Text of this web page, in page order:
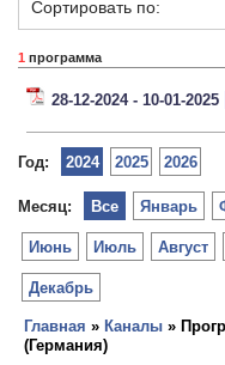
Сортировать по:
1 программа
28-12-2024 - 10-01-2025
Год: 2024 2025 2026
Месяц: Январь
Июнь Июль Август
Декабрь
Все
Главная » Каналы »
(Германия)